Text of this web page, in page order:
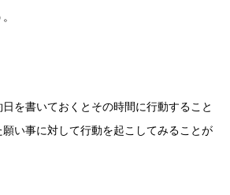
を書いておくとその時間に行動すること
い事に対して行動を起こしてみることが